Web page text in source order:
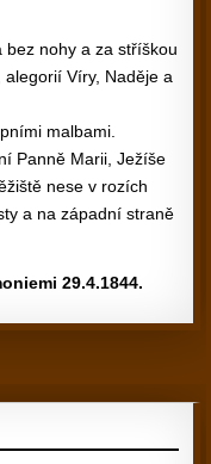
bez nohy a za stříškou
Víry, Naděje a
malbami.
Panně Marii, Ježíše
nese v rozích
a na západní straně
29.4.1844.